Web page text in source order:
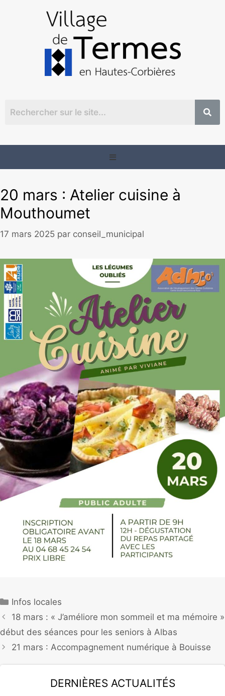
20 mars : Atelier cuisine à
Mouthoumet
17 mars 2025 par conseil_municipal
Infos locales
18 mars : « J’améliore mon sommeil et ma mémoire »
début des séances pour les seniors à Albas
21 mars : Accompagnement numérique à Bouisse
Dernières actualités